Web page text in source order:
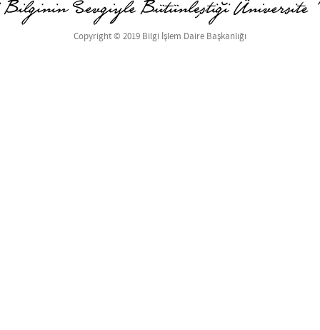
Copyright © 2019 Bilgi İşlem Daire Başkanlığı